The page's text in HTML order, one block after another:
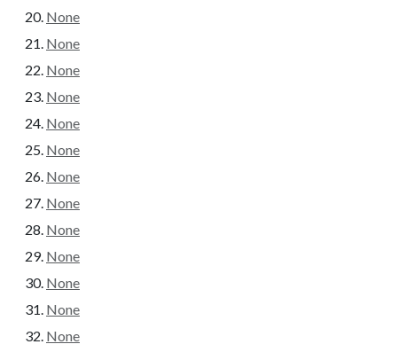
None
None
None
None
None
None
None
None
None
None
None
None
None